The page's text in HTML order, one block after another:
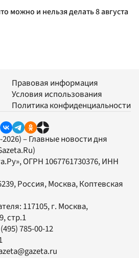
можно и нельзя делать 8 августа
Правовая информация
Условия использования
Политика конфиденциальности
– Главные новости дня
, ОГРН 1067761730376, ИНН
Россия, Москва, Коптевская
117105, г. Москва,
стр.1
785-00-12